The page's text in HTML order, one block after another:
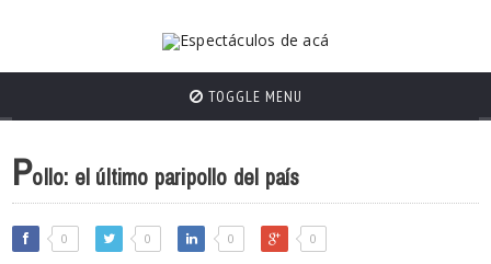
TOGGLE MENU
Pollo: el último paripollo del país
0 0 0 0